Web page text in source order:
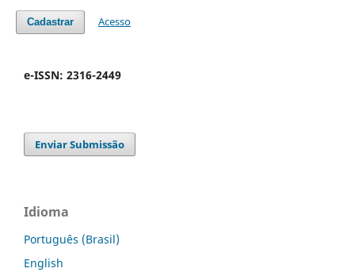
Cadastrar Acesso
e-ISSN: 2316-2449
Enviar Submissão
Idioma
Português (Brasil)
English